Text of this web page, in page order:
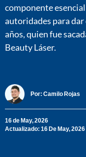
componente
autoridades para dar
años, quien fue
Beauty Láser.
Por: Camilo Rojas
16 de May, 2026
Actualizado: 16 De May, 2026